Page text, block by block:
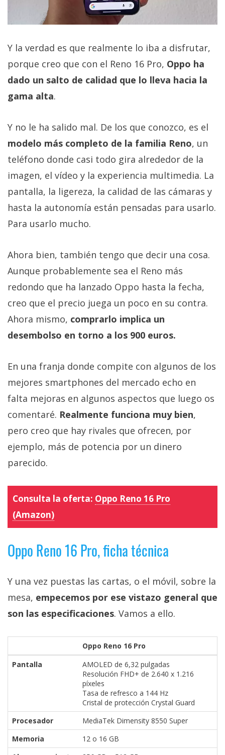
Y la verdad es que realmente lo iba a disfrutar,
porque creo que con el Reno 16 Pro, Oppo ha
dado un salto de calidad que lo lleva hacia la
gama alta.
Y no le ha salido mal. De los que conozco, es el
modelo más completo de la familia Reno, un
teléfono donde casi todo gira alrededor de la
imagen, el vídeo y la experiencia multimedia. La
pantalla, la ligereza, la calidad de las cámaras y
hasta la autonomía están pensadas para usarlo.
Para usarlo mucho.
Ahora bien, también tengo que decir una cosa.
Aunque probablemente sea el Reno más
redondo que ha lanzado Oppo hasta la fecha,
creo que el precio juega un poco en su contra.
Ahora mismo, comprarlo implica un
desembolso en torno a los 900 euros.
En una franja donde compite con algunos de los
mejores smartphones del mercado echo en
falta mejoras en algunos aspectos que luego os
comentaré. Realmente funciona muy bien,
pero creo que hay rivales que ofrecen, por
ejemplo, más de potencia por un dinero
parecido.
Consulta la oferta: Oppo Reno 16 Pro
(Amazon)
Oppo Reno 16 Pro, ficha técnica
Y una vez puestas las cartas, o el móvil, sobre la
mesa, empecemos por ese vistazo general que
son las especificaciones. Vamos a ello.
Oppo Reno 16 Pro
Pantalla
AMOLED de 6,32 pulgadas
Resolución FHD+ de 2.640 x 1.216
píxeles
Tasa de refresco a 144 Hz
Cristal de protección Crystal Guard
Procesador
MediaTek Dimensity 8550 Super
Memoria
12 o 16 GB